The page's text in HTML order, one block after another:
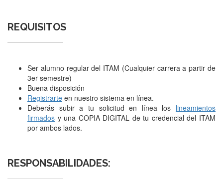
REQUISITOS
Ser alumno regular del ITAM (Cualquier carrera a partir de
3er semestre)
Buena disposición
Registrarte en nuestro sistema en línea.
Deberás subir a tu solicitud en línea los lineamientos
firmados y una COPIA DIGITAL de tu credencial del ITAM
por ambos lados.
RESPONSABILIDADES: